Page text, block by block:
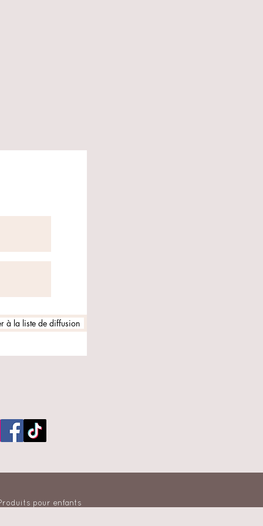
à la liste de diffusion
pour enfants